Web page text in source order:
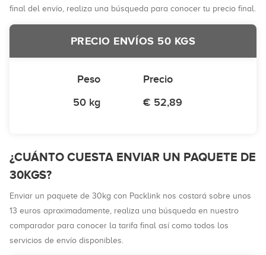
final del envío, realiza una búsqueda para conocer tu precio final.
PRECIO ENVÍOS 50 KGS
Peso
Precio
50 kg
€ 52,89
¿CUÁNTO CUESTA ENVIAR UN PAQUETE DE
30KGS?
Enviar un paquete de 30kg con Packlink nos costará sobre unos
13 euros aproximadamente, realiza una búsqueda en nuestro
comparador para conocer la tarifa final así como todos los
servicios de envío disponibles.